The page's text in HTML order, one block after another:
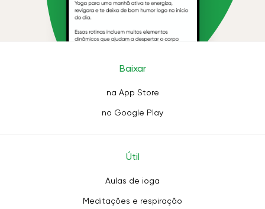
Baixar
na App Store
no Google Play
Útil
Aulas de ioga
Meditações e respiração